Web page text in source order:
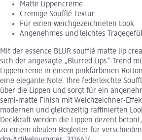
Matte Lippencreme
Cremige Soufflé-Textur
Für einen weichgezeichneten Look
Angenehmes und leichtes
Mit der essence BLUR soufflé matte lip
sich der angesagte „Blurred Lips“-Trend
Lippencreme in einem pinkfarbenen
eine elegante Note. Ihre federleichte
über die Lippen und sorgt für ein
semi-matte Finish mit Weichzeichner-
modernen und gleichzeitig raffinierten
Deckkraft werden die Lippen dezent
zu einem idealen Begleiter für